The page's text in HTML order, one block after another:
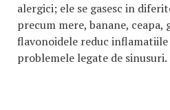
alergici; ele se gasesc in
precum mere, banane,
flavonoidele reduc
problemele legate de sinusuri.